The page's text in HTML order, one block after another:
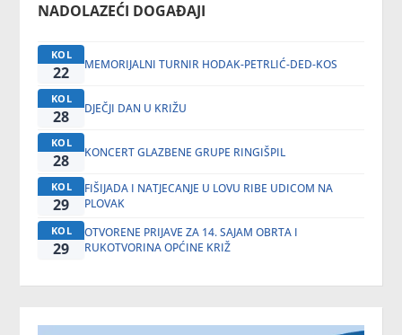
NADOLAZEĆI DOGAĐAJI
KOL
22 MEMORIJALNI TURNIR HODAK-PETRLIĆ-DED-KOS
KOL
28 DJEČJI DAN U KRIŽU
KOL
28 KONCERT GLAZBENE GRUPE RINGIŠPIL
KOL
29
FIŠIJADA I NATJECANJE U LOVU RIBE UDICOM NA
PLOVAK
KOL
29
OTVORENE PRIJAVE ZA 14. SAJAM OBRTA I
RUKOTVORINA OPĆINE KRIŽ